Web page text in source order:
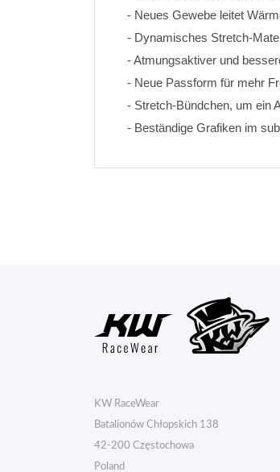
- Neues Gewebe leitet
- Dynamisches Stretch-
- Atmungsaktiver und
- Neue Passform für mehr
- Stretch-Bündchen, um ein
- Beständige Grafiken im
KW RaceWear
Batalionów Chłopskich 138
42-200 Częstochowa
Poland